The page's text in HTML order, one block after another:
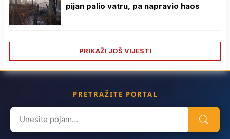
pijan palio vatru, pa napravio haos
PRIKAŽI JOŠ VIJESTI
PRETRAŽITE PORTAL
Search
for: